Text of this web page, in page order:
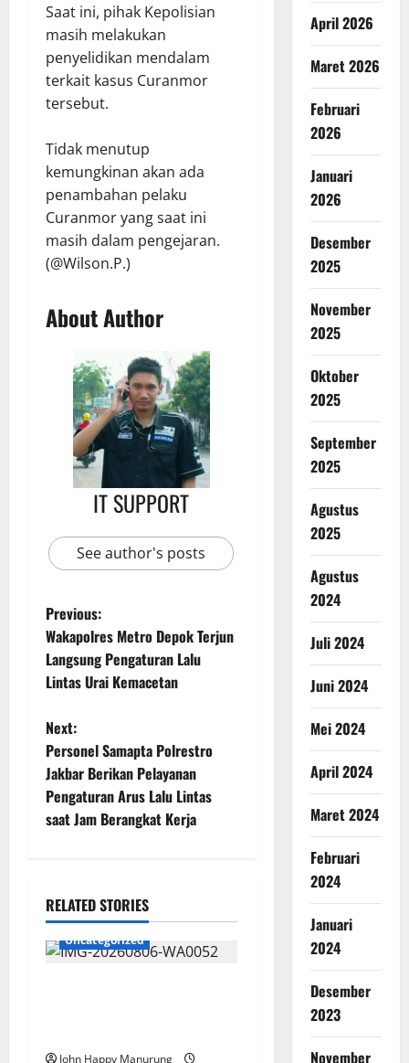
Saat ini, pihak Kepolisian
masih melakukan
penyelidikan mendalam
terkait kasus Curanmor
tersebut.
Tidak menutup
kemungkinan akan ada
penambahan pelaku
Curanmor yang saat ini
masih dalam pengejaran.
(@Wilson.P.)
About Author
IT SUPPORT
See author's posts
Previous:
Wakapolres Metro Depok Terjun
Langsung Pengaturan Lalu
Lintas Urai Kemacetan
Next:
Personel Samapta Polrestro
Jakbar Berikan Pelayanan
Pengaturan Arus Lalu Lintas
saat Jam Berangkat Kerja
RELATED STORIES
Uncategorized
John Happy Manurung
April 2026
Maret 2026
Februari
2026
Januari
2026
Desember
2025
November
2025
Oktober
2025
September
2025
Agustus
2025
Agustus
2024
Juli 2024
Juni 2024
Mei 2024
April 2024
Maret 2024
Februari
2024
Januari
2024
Desember
2023
November